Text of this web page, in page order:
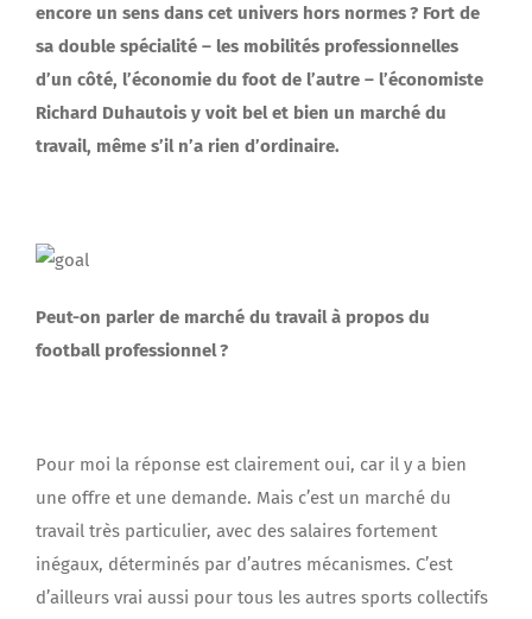
encore un sens dans cet univers hors normes ? Fort de
sa double spécialité – les mobilités professionnelles
d’un côté, l’économie du foot de l’autre – l’économiste
Richard Duhautois y voit bel et bien un marché du
travail, même s’il n’a rien d’ordinaire.
Peut-on parler de marché du travail à propos du
football professionnel ?
Pour moi la réponse est clairement oui, car il y a bien
une offre et une demande. Mais c’est un marché du
travail très particulier, avec des salaires fortement
inégaux, déterminés par d’autres mécanismes. C’est
d’ailleurs vrai aussi pour tous les autres sports collectifs